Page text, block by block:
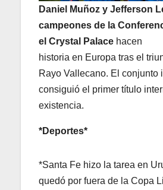
Daniel Muñoz y Jefferson
campeones de la
el Crystal Palace hacen
historia en Europa tras el
Rayo Vallecano. El conjunto
consiguió el primer título
existencia.
*Deportes*
*Santa Fe hizo la tarea en
quedó por fuera de la Copa